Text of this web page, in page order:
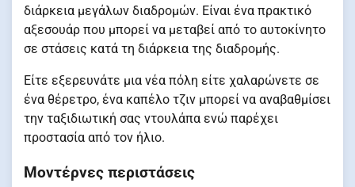
διάρκεια μεγάλων διαδρομών. Είναι ένα πρακτικό
αξεσουάρ που μπορεί να μεταβεί από το αυτοκίνητο
σε στάσεις κατά τη διάρκεια της διαδρομής.
Είτε εξερευνάτε μια νέα πόλη είτε χαλαρώνετε σε
ένα θέρετρο, ένα καπέλο τζιν μπορεί να αναβαθμίσει
την ταξιδιωτική σας ντουλάπα ενώ παρέχει
προστασία από τον ήλιο.
Μοντέρνες περιστάσεις